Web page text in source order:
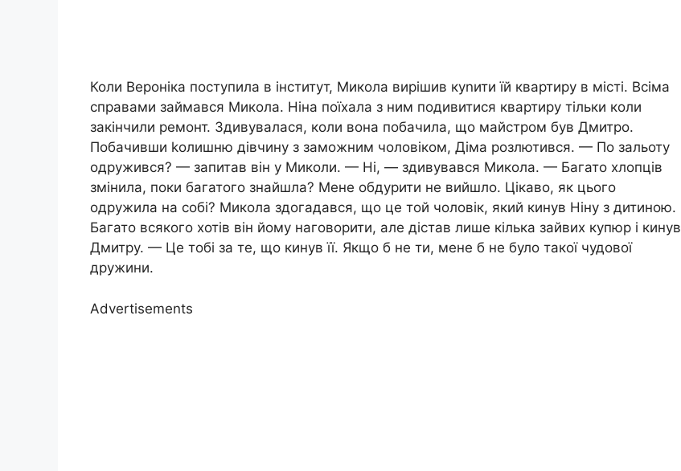
Коли Вероніка поступила в інститут, Микола вирішив куnити їй квартиру в місті. Всіма
справами займався Микола. Ніна поїхала з ним подивитися квартиру тільки коли
закінчили ремонт. Здивувалася, коли вона побачила, що майстром був Дмитро.
Побачивши kолишню дівчину з заможним чоловіком, Діма розлютився. — По зальоту
одружився? — запитав він у Миколи. — Ні, — здивувався Микола. — Багато хлопців
змінила, поки багатого знайшла? Мене обдурити не вийшло. Цікаво, як цього
одружила на собі? Микола здогадався, що це той чоловік, який кинув Ніну з дитиною.
Багато всякого хотів він йому наговорити, але дістав лише кілька зайвих купюр і кинув
Дмитру. — Це тобі за те, що кинув її. Якщо б не ти, мене б не було такої чудової
дружини.
Advertisements